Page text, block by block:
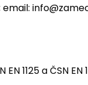
1125 a ČSN EN